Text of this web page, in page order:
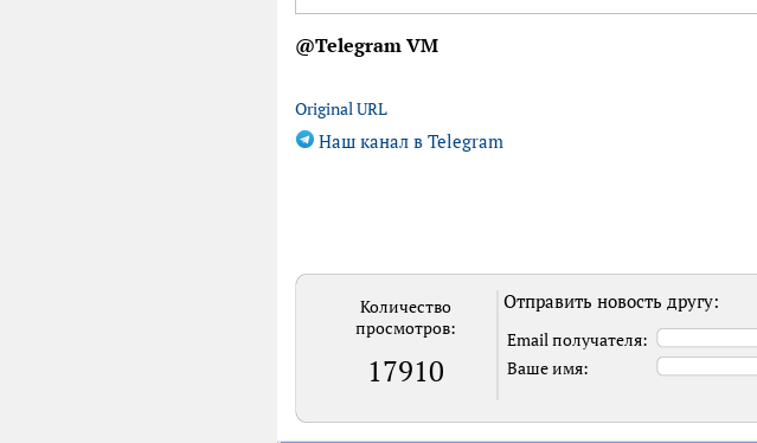
@Telegram VM
Original URL
Наш канал в Telegram
Количество
просмотров:
17910
Отправить новость другу:
Email получателя:
Ваше имя: